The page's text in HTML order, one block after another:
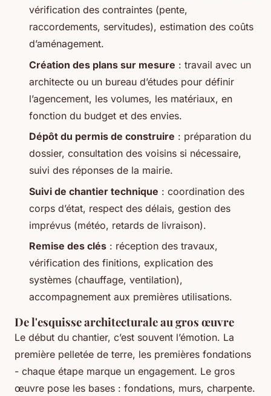
vérification des contraintes (pente,
raccordements, servitudes), estimation des coûts
d’aménagement.
Création des plans sur mesure : travail avec un
architecte ou un bureau d’études pour définir
l’agencement, les volumes, les matériaux, en
fonction du budget et des envies.
Dépôt du permis de construire : préparation du
dossier, consultation des voisins si nécessaire,
suivi des réponses de la mairie.
Suivi de chantier technique : coordination des
corps d’état, respect des délais, gestion des
imprévus (météo, retards de livraison).
Remise des clés : réception des travaux,
vérification des finitions, explication des
systèmes (chauffage, ventilation),
accompagnement aux premières utilisations.
De l'esquisse architecturale au gros œuvre
Le début du chantier, c’est souvent l’émotion. La
première pelletée de terre, les premières fondations
- chaque étape marque un engagement. Le gros
œuvre pose les bases : fondations, murs, charpente.